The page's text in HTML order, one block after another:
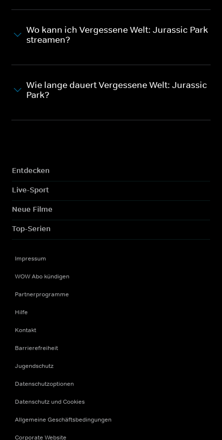
Wo kann ich Vergessene Welt: Jurassic Park
streamen?
Wie lange dauert Vergessene Welt: Jurassic
Park?
Entdecken
Live-Sport
Neue Filme
Top-Serien
Impressum
WOW Abo kündigen
Partnerprogramme
Hilfe
Kontakt
Barrierefreiheit
Jugendschutz
Datenschutzoptionen
Datenschutz und Cookies
Allgemeine Geschäftsbedingungen
Corporate Website